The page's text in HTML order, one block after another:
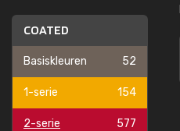
COATED
Basiskleuren 52
1-serie 154
2-serie 577